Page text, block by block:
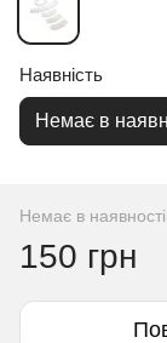
Наявність
Немає в
Немає в наявності
150 грн